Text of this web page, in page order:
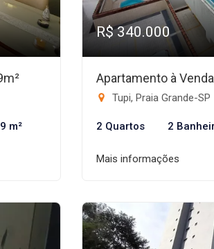
m²
R$ 340.000
Apartamento à
Tupi, Praia Grande-SP
2 Quartos 2
Mais informações